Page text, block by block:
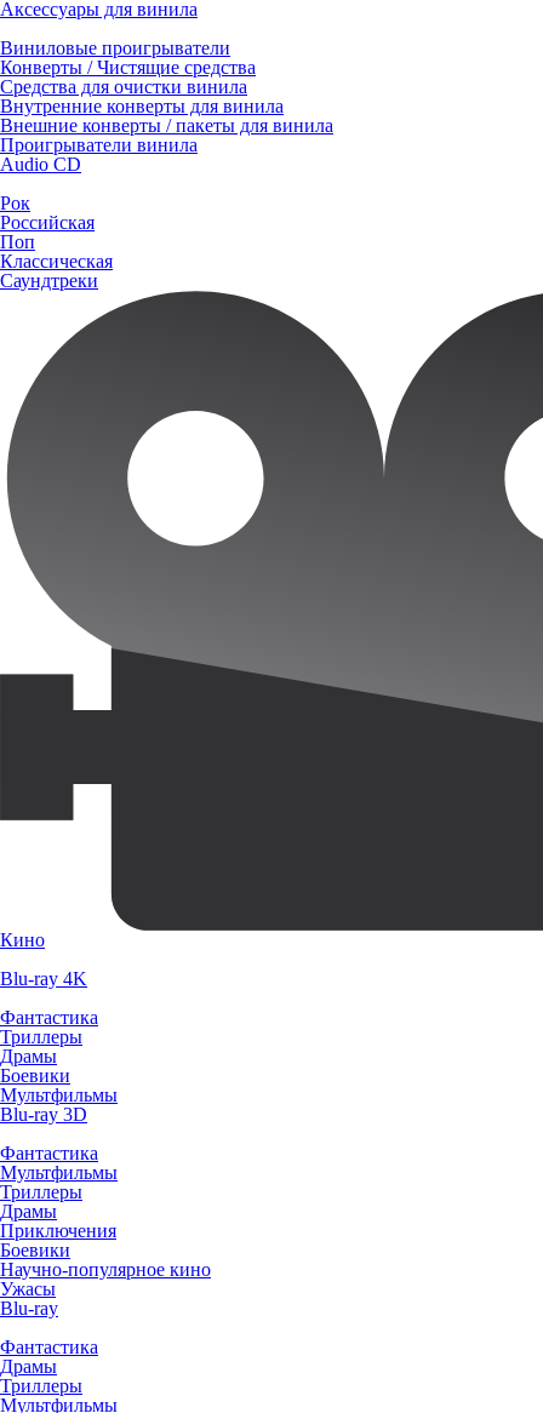
Аксессуары для винила
Виниловые проигрыватели
Конверты / Чистящие средства
Средства для очистки винила
Внутренние конверты для винила
Внешние конверты / пакеты для винила
Проигрыватели винила
Audio CD
Рок
Российская
Поп
Классическая
Саундтреки
Кино
Blu-ray 4K
Фантастика
Триллеры
Драмы
Боевики
Мультфильмы
Blu-ray 3D
Фантастика
Мультфильмы
Триллеры
Драмы
Приключения
Боевики
Научно-популярное кино
Ужасы
Blu-ray
Фантастика
Драмы
Триллеры
Мультфильмы